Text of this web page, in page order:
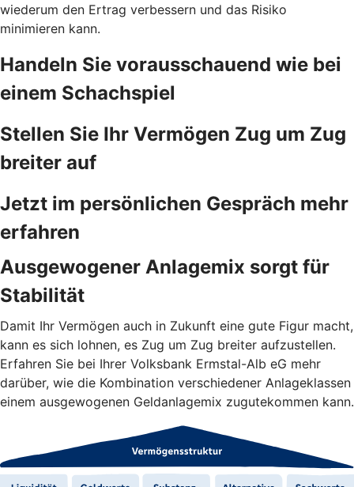
wiederum den Ertrag verbessern und das Risiko
minimieren kann.
Handeln Sie vorausschauend wie bei
einem Schachspiel
Stellen Sie Ihr Vermögen Zug um Zug
breiter auf
Jetzt im persönlichen Gespräch mehr
erfahren
Ausgewogener Anlagemix sorgt für
Stabilität
Damit Ihr Vermögen auch in Zukunft eine gute Figur macht,
kann es sich lohnen, es Zug um Zug breiter aufzustellen.
Erfahren Sie bei Ihrer Volksbank Ermstal-Alb eG mehr
darüber, wie die Kombination verschiedener Anlageklassen
einem ausgewogenen Geldanlagemix zugutekommen kann.